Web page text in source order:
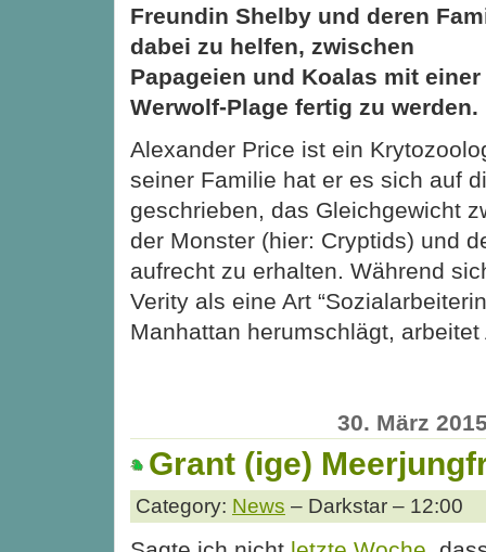
Freundin Shelby und deren
dabei zu helfen, zwischen
Papageien und Koalas mit einer
Werwolf-Plage fertig zu werden.
Alexander Price ist ein
seiner Familie hat er es sich auf
geschrieben, das Gleichgewicht
der Monster (hier: Cryptids) und
aufrecht zu erhalten. Während
Verity als eine Art
Manhattan herumschlägt,
30. März
Grant (ige)
Category: News – Darkstar – 12:00